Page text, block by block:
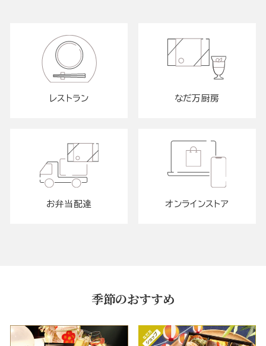
レストラン なだ万厨房
お弁当配達 オンラインストア
季節のおすすめ